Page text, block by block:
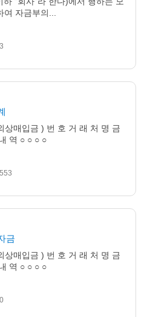
자금부의...
상매입금 ) 번 호 거 래 처 명 금
역 ○ ○ ○ ○
금
상매입금 ) 번 호 거 래 처 명 금
역 ○ ○ ○ ○